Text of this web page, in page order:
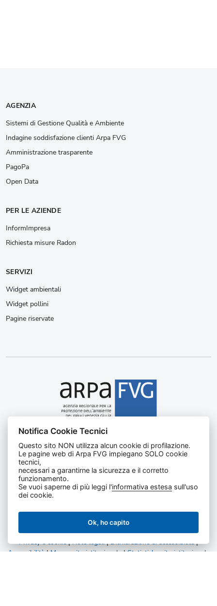
AGENZIA
Sistemi di Gestione Qualità e Ambiente
Indagine soddisfazione clienti Arpa FVG
Amministrazione trasparente
PagoPa
Open Data
PER LE AZIENDE
InformImpresa
Richiesta misure Radon
SERVIZI
Widget ambientali
Widget pollini
Pagine riservate
Agenzia regionale per la protezione dell’ambiente del
Friuli Venezia Giulia
C.F. e P. IVA 02096520305
Tel 0432 1918111
Privacy e cookie|Note legali|Dichiarazione di accessibilità|
Accessibilità|Mappa sito istituzionale|Statistiche sito istituzionale
Notifica Cookie Tecnici
Questo sito NON utilizza alcun cookie di profilazione.
Le pagine web di Arpa FVG impiegano SOLO cookie
tecnici,
necessari a garantirne la sicurezza e il corretto
funzionamento.
Se vuoi saperne di più leggi l'informativa estesa sull'uso
dei cookie.
Ok, ho capito